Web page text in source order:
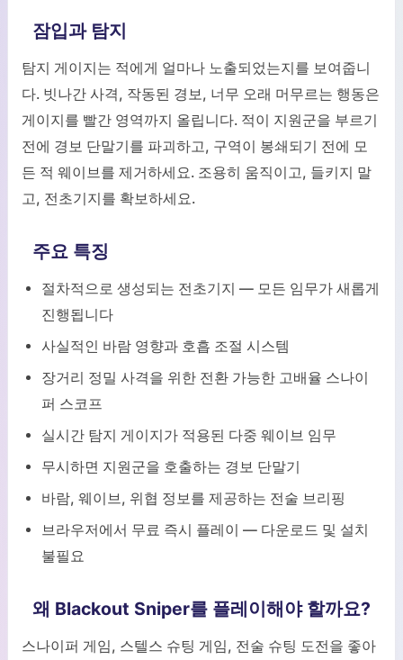
잠입과 탐지
탐지 게이지는 적에게 얼마나 노출되었는지를 보여줍니
다. 빗나간 사격, 작동된 경보, 너무 오래 머무르는 행동은
게이지를 빨간 영역까지 올립니다. 적이 지원군을 부르기
전에 경보 단말기를 파괴하고, 구역이 봉쇄되기 전에 모
든 적 웨이브를 제거하세요. 조용히 움직이고, 들키지 말
고, 전초기지를 확보하세요.
주요 특징
절차적으로 생성되는 전초기지 — 모든 임무가 새롭게
진행됩니다
사실적인 바람 영향과 호흡 조절 시스템
장거리 정밀 사격을 위한 전환 가능한 고배율 스나이
퍼 스코프
실시간 탐지 게이지가 적용된 다중 웨이브 임무
무시하면 지원군을 호출하는 경보 단말기
바람, 웨이브, 위협 정보를 제공하는 전술 브리핑
브라우저에서 무료 즉시 플레이 — 다운로드 및 설치
불필요
왜 Blackout Sniper를 플레이해야 할까요?
스나이퍼 게임, 스텔스 슈팅 게임, 전술 슈팅 도전을 좋아